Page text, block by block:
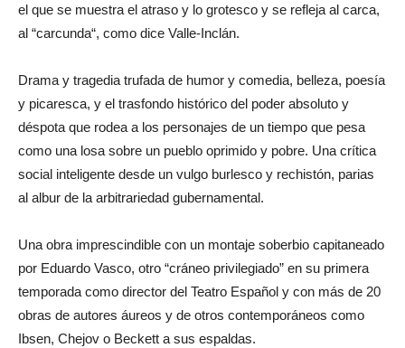
el que se muestra el atraso y lo grotesco y se refleja al carca,
al “carcunda“, como dice Valle-Inclán.
Drama y tragedia trufada de humor y comedia, belleza, poesía
y picaresca, y el trasfondo histórico del poder absoluto y
déspota que rodea a los personajes de un tiempo que pesa
como una losa sobre un pueblo oprimido y pobre. Una crítica
social inteligente desde un vulgo burlesco y rechistón, parias
al albur de la arbitrariedad gubernamental.
Una obra imprescindible con un montaje soberbio capitaneado
por Eduardo Vasco, otro “cráneo privilegiado” en su primera
temporada como director del Teatro Español y con más de 20
obras de autores áureos y de otros contemporáneos como
Ibsen, Chejov o Beckett a sus espaldas.